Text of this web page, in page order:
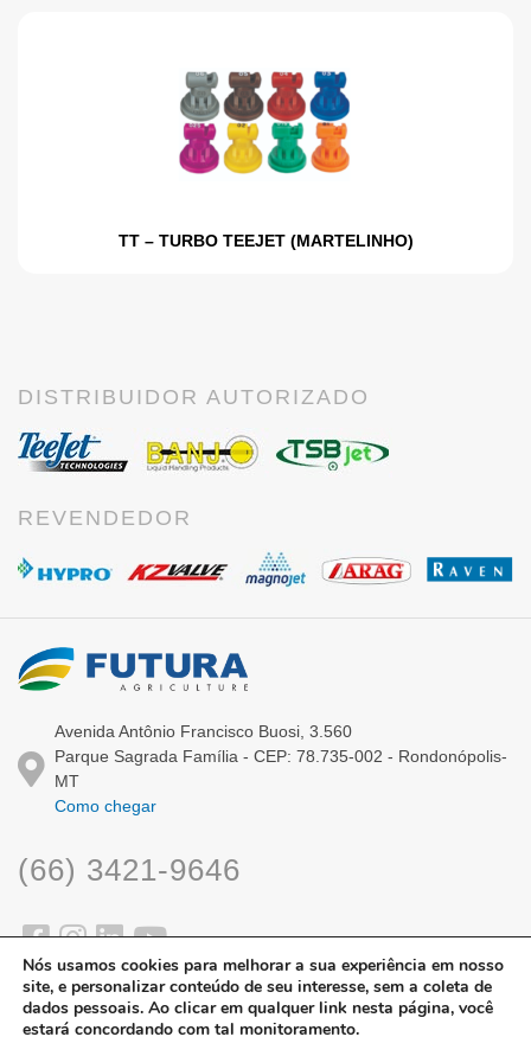
TT – TURBO TEEJET (MARTELINHO)
DISTRIBUIDOR AUTORIZADO
REVENDEDOR
Avenida Antônio Francisco Buosi, 3.560
Parque Sagrada Família - CEP: 78.735-002 - Rondonópolis-
MT
Como chegar
(66) 3421-9646
Nós usamos cookies para melhorar a sua experiência em nosso
site, e personalizar conteúdo de seu interesse, sem a coleta de
dados pessoais. Ao clicar em qualquer link nesta página, você
estará concordando com tal monitoramento.